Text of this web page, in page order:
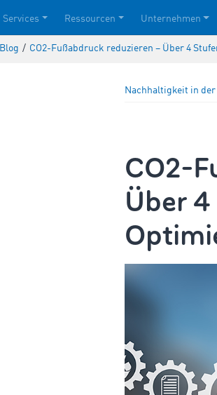
Services Ressourcen Unternehmen
Blog / CO2-Fußabdruck reduzieren – Über 4
Nachhaltigkeit in
CO2-
Über